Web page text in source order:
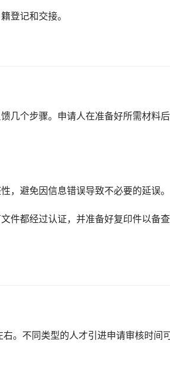
登记和交接。
几个步骤。申请人在准备好所需材料
，避免因信息错误导致不必要的延误。
件都经过认证，并准备好复印件以备查
。不同类型的人才引进申请审核时间